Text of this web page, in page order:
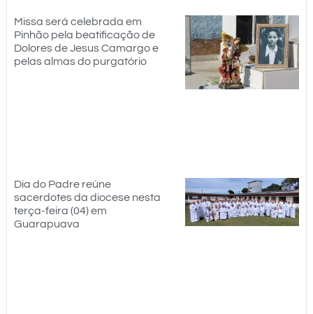
Missa será celebrada em
Pinhão pela beatificação de
Dolores de Jesus Camargo e
pelas almas do purgatório
Dia do Padre reúne
sacerdotes da diocese nesta
terça-feira (04) em
Guarapuava